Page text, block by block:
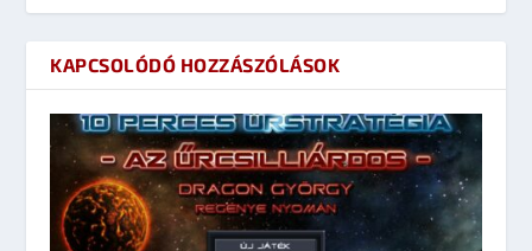
KAPCSOLÓDÓ HOZZÁSZÓLÁSOK